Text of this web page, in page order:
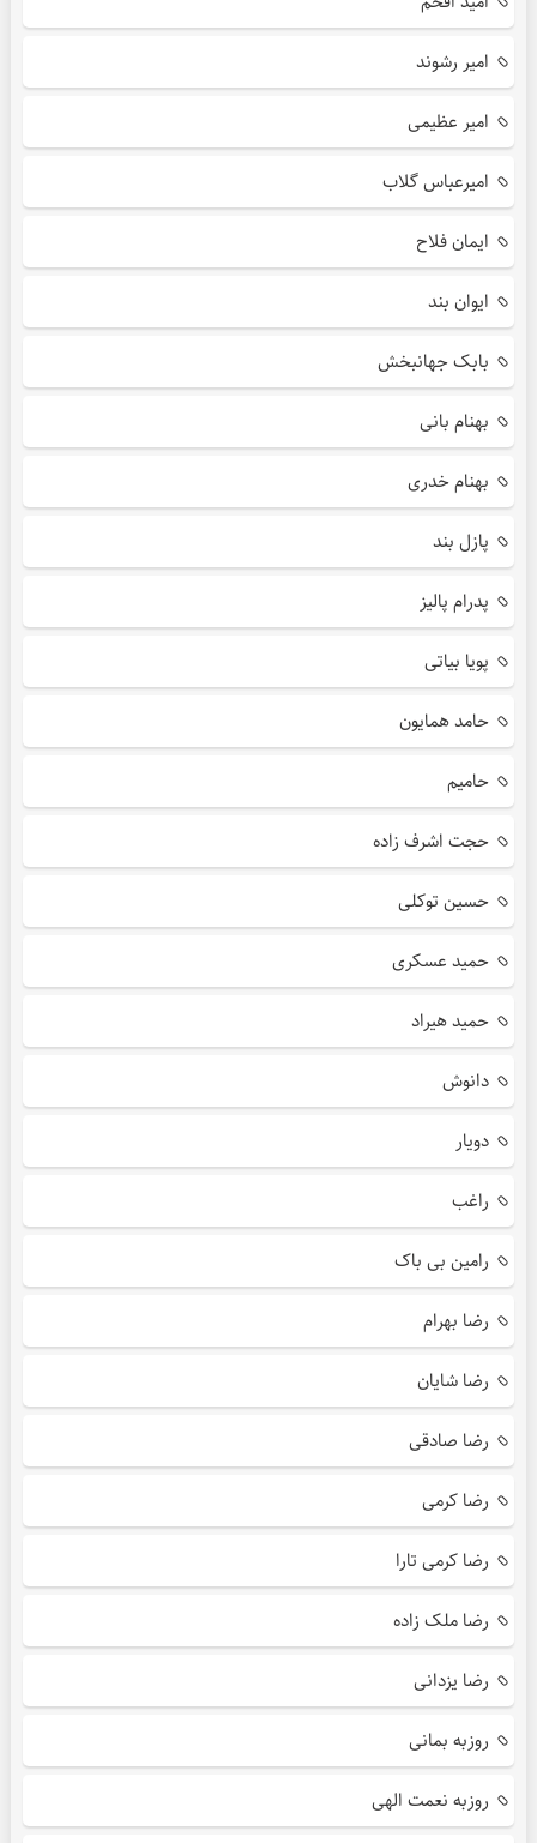
امیر رشوند
امیر عظیمی
امیرعباس گلاب
ایمان فلاح
ایوان بند
بابک جهانبخش
بهنام بانی
بهنام خدری
پازل بند
پدرام پالیز
پویا بیاتی
حامد همایون
حامیم
حجت اشرف زاده
حسین توکلی
حمید عسکری
حمید هیراد
دانوش
دویار
راغب
رامین بی باک
رضا بهرام
رضا شایان
رضا صادقی
رضا کرمی
رضا کرمی تارا
رضا ملک زاده
رضا یزدانی
روزبه بمانی
روزبه نعمت الهی